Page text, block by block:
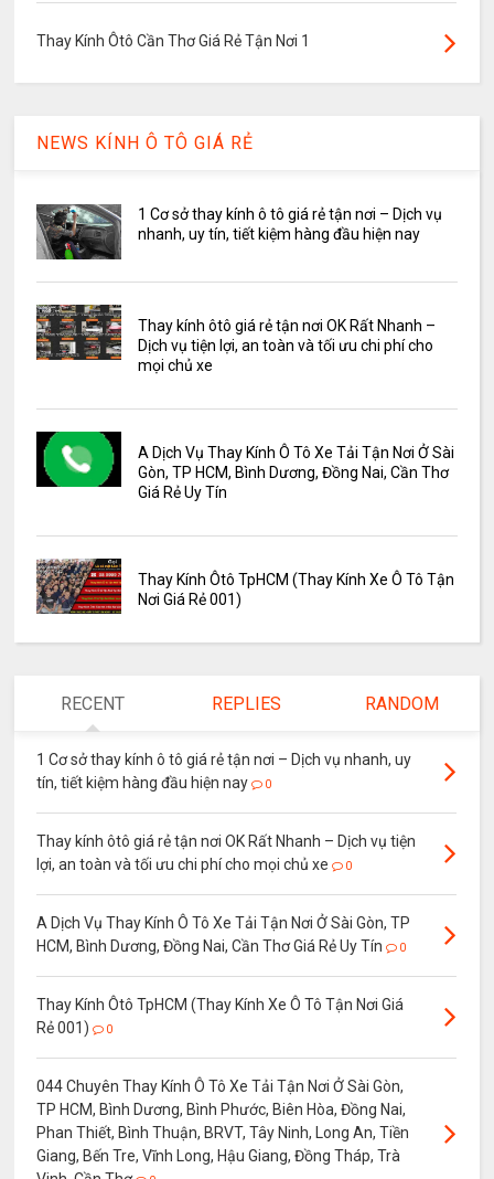
Thay Kính Ôtô Cần Thơ Giá Rẻ Tận Nơi 1
NEWS KÍNH Ô TÔ GIÁ RẺ
1 Cơ sở thay kính ô tô giá rẻ tận nơi – Dịch vụ
nhanh, uy tín, tiết kiệm hàng đầu hiện nay
Thay kính ôtô giá rẻ tận nơi OK Rất Nhanh –
Dịch vụ tiện lợi, an toàn và tối ưu chi phí cho
mọi chủ xe
A Dịch Vụ Thay Kính Ô Tô Xe Tải Tận Nơi Ở Sài
Gòn, TP HCM, Bình Dương, Đồng Nai, Cần Thơ
Giá Rẻ Uy Tín
Thay Kính Ôtô TpHCM (Thay Kính Xe Ô Tô Tận
Nơi Giá Rẻ 001)
RECENT REPLIES RANDOM
1 Cơ sở thay kính ô tô giá rẻ tận nơi – Dịch vụ nhanh, uy
tín, tiết kiệm hàng đầu hiện nay
0
Thay kính ôtô giá rẻ tận nơi OK Rất Nhanh – Dịch vụ tiện
lợi, an toàn và tối ưu chi phí cho mọi chủ xe
0
A Dịch Vụ Thay Kính Ô Tô Xe Tải Tận Nơi Ở Sài Gòn, TP
HCM, Bình Dương, Đồng Nai, Cần Thơ Giá Rẻ Uy Tín
0
Thay Kính Ôtô TpHCM (Thay Kính Xe Ô Tô Tận Nơi Giá
Rẻ 001)
0
044 Chuyên Thay Kính Ô Tô Xe Tải Tận Nơi Ở Sài Gòn,
TP HCM, Bình Dương, Bình Phước, Biên Hòa, Đồng Nai,
Phan Thiết, Bình Thuận, BRVT, Tây Ninh, Long An, Tiền
Giang, Bến Tre, Vĩnh Long, Hậu Giang, Đồng Tháp, Trà